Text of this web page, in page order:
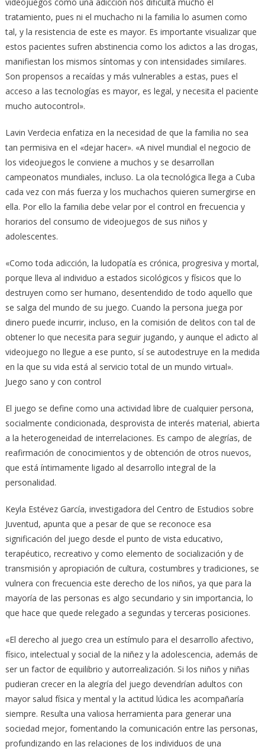
tratamiento, pues ni el muchacho ni la familia lo asumen como
tal, y la resistencia de este es mayor. Es importante visualizar que
estos pacientes sufren abstinencia como los adictos a las drogas,
manifiestan los mismos síntomas y con intensidades similares.
Son propensos a recaídas y más vulnerables a estas, pues el
acceso a las tecnologías es mayor, es legal, y necesita el paciente
mucho autocontrol».
Lavin Verdecia enfatiza en la necesidad de que la familia no sea
tan permisiva en el «dejar hacer». «A nivel mundial el negocio de
los videojuegos le conviene a muchos y se desarrollan
campeonatos mundiales, incluso. La ola tecnológica llega a Cuba
cada vez con más fuerza y los muchachos quieren sumergirse en
ella. Por ello la familia debe velar por el control en frecuencia y
horarios del consumo de videojuegos de sus niños y
adolescentes.
«Como toda adicción, la ludopatía es crónica, progresiva y mortal,
porque lleva al individuo a estados sicológicos y físicos que lo
destruyen como ser humano, desentendido de todo aquello que
se salga del mundo de su juego. Cuando la persona juega por
dinero puede incurrir, incluso, en la comisión de delitos con tal de
obtener lo que necesita para seguir jugando, y aunque el adicto al
videojuego no llegue a ese punto, sí se autodestruye en la medida
en la que su vida está al servicio total de un mundo virtual».
Juego sano y con control
El juego se define como una actividad libre de cualquier persona,
socialmente condicionada, desprovista de interés material, abierta
a la heterogeneidad de interrelaciones. Es campo de alegrías, de
reafirmación de conocimientos y de obtención de otros nuevos,
que está íntimamente ligado al desarrollo integral de la
personalidad.
Keyla Estévez García, investigadora del Centro de Estudios sobre
Juventud, apunta que a pesar de que se reconoce esa
significación del juego desde el punto de vista educativo,
terapéutico, recreativo y como elemento de socialización y de
transmisión y apropiación de cultura, costumbres y tradiciones, se
vulnera con frecuencia este derecho de los niños, ya que para la
mayoría de las personas es algo secundario y sin importancia, lo
que hace que quede relegado a segundas y terceras posiciones.
«El derecho al juego crea un estímulo para el desarrollo afectivo,
físico, intelectual y social de la niñez y la adolescencia, además de
ser un factor de equilibrio y autorrealización. Si los niños y niñas
pudieran crecer en la alegría del juego devendrían adultos con
mayor salud física y mental y la actitud lúdica les acompañaría
siempre. Resulta una valiosa herramienta para generar una
sociedad mejor, fomentando la comunicación entre las personas,
profundizando en las relaciones de los individuos de una